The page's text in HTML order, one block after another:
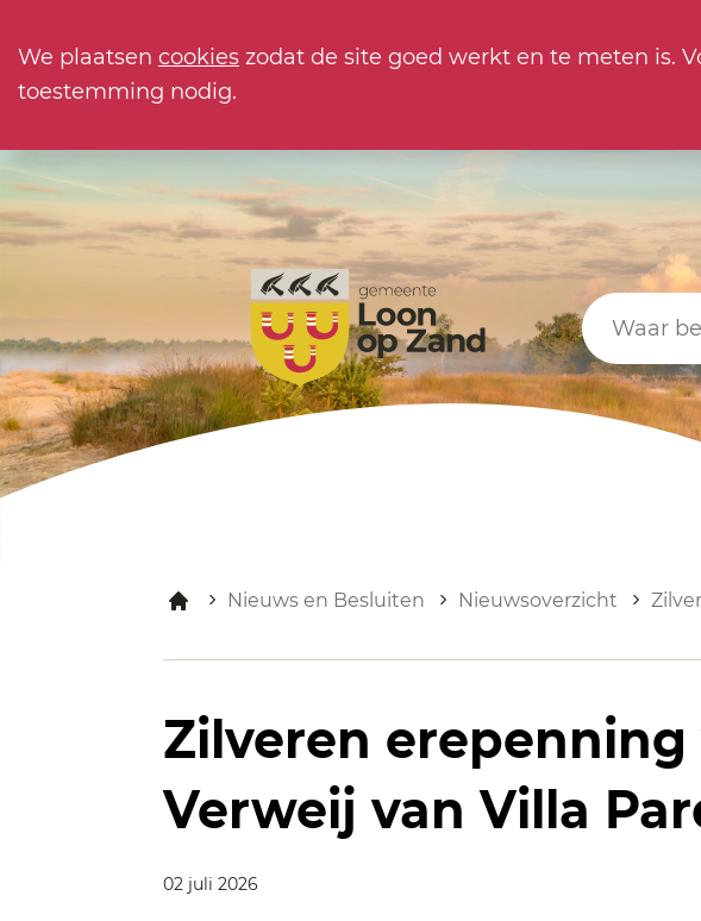
We plaatsen cookies zodat de site goed werkt en te meten is.
toestemming nodig.
Waar ben
Nieuws en Besluiten Nieuwsoverzicht
Zilveren erepenning
Verweij van Villa
02 juli 2026